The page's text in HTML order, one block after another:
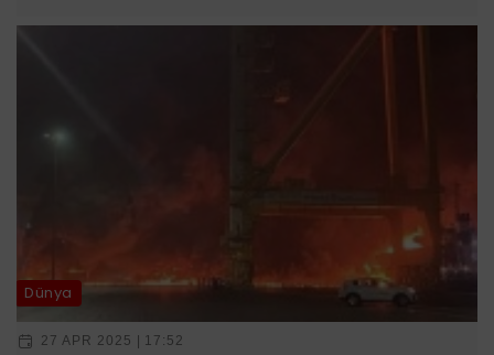
Dünya
27 APR 2025 | 17:52